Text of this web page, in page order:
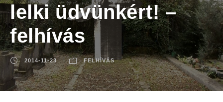
lelki üdvünkért! –
felhívás
2014-11-23 FELHÍVÁS